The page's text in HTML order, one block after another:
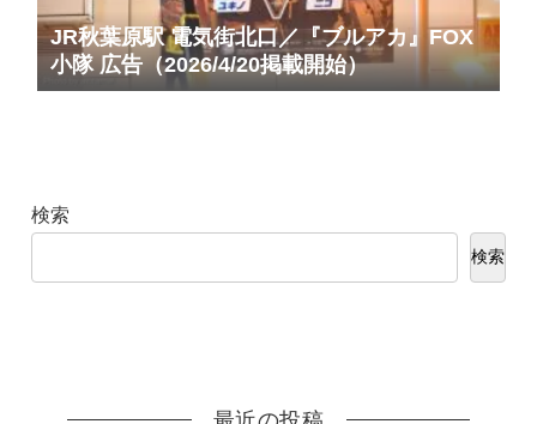
JR秋葉原駅 電気街北口／『ブルアカ』FOX
小隊 広告（2026/4/20掲載開始）
検索
検索